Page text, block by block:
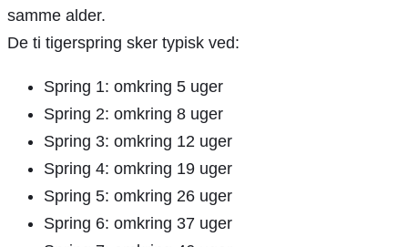
samme alder.
De ti tigerspring sker typisk ved:
Spring 1: omkring 5 uger
Spring 2: omkring 8 uger
Spring 3: omkring 12 uger
Spring 4: omkring 19 uger
Spring 5: omkring 26 uger
Spring 6: omkring 37 uger